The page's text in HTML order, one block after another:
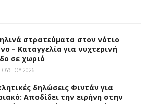
στρατεύματα στον νότιο
– Καταγγελία για νυχτερινή
σε χωριό
2026
δηλώσεις Φιντάν για
Αποδίδει την ειρήνη στην